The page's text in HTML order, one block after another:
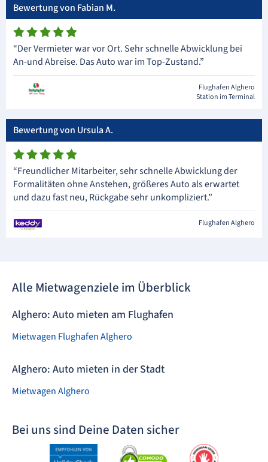
Bewertung von Fabian M.
“Der Vermieter war vor Ort. Sehr schnelle Abwicklung bei
An-und Abreise. Das Auto war im Top-Zustand.”
Flughafen Alghero
Station im Terminal
Bewertung von Ursula A.
“Freundlicher Mitarbeiter, sehr schnelle Abwicklung der
Formalitäten ohne Anstehen, größeres Auto als erwartet
und dazu fast neu, Rückgabe sehr unkompliziert.”
Flughafen Alghero
Alle Mietwagenziele im Überblick
Alghero: Auto mieten am Flughafen
Mietwagen Flughafen Alghero
Alghero: Auto mieten in der Stadt
Mietwagen Alghero
Bei uns sind Deine Daten sicher